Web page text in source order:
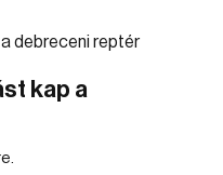
kap a